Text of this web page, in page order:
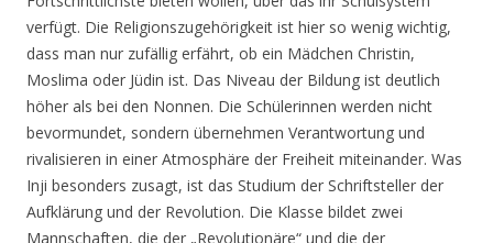
verfügt. Die Religionszugehörigkeit ist hier so wenig wichtig,
dass man nur zufällig erfährt, ob ein Mädchen Christin,
Moslima oder Jüdin ist. Das Niveau der Bildung ist deutlich
höher als bei den Nonnen. Die Schülerinnen werden nicht
bevormundet, sondern übernehmen Verantwortung und
rivalisieren in einer Atmosphäre der Freiheit miteinander. Was
Inji besonders zusagt, ist das Studium der Schriftsteller der
Aufklärung und der Revolution. Die Klasse bildet zwei
Mannschaften, die der „Revolutionäre“ und die der